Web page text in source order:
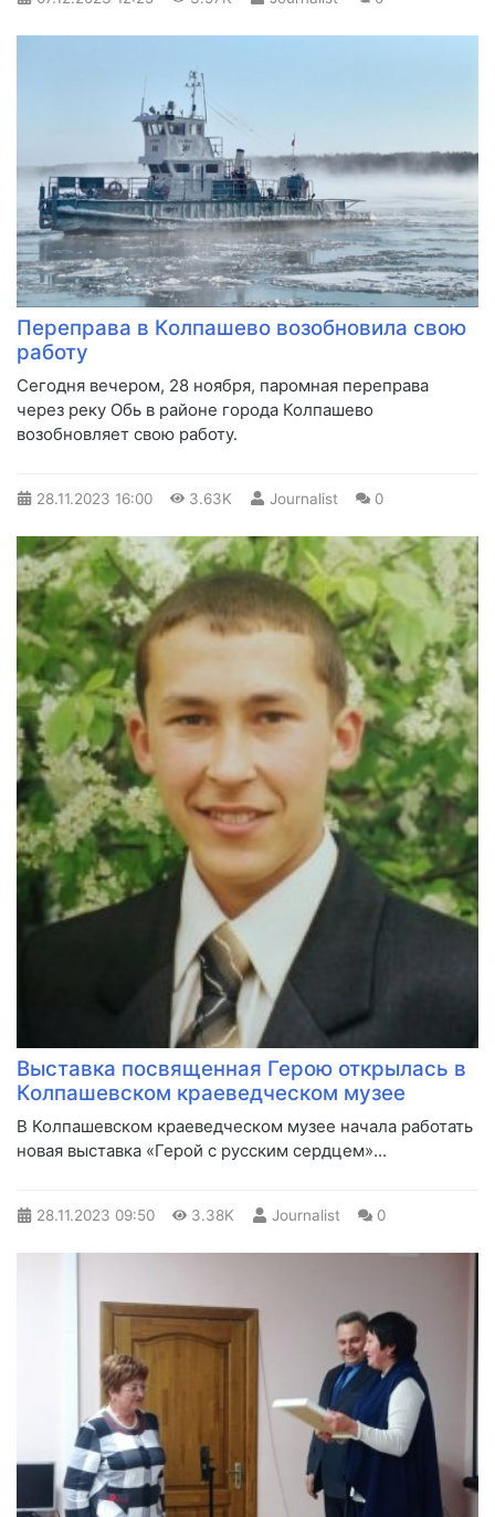
Переправа в Колпашево возобновила свою
работу
Сегодня вечером, 28 ноября, паромная переправа
через реку Обь в районе города Колпашево
возобновляет свою работу.
28.11.2023 16:00 3.63K Journalist 0
Выставка посвященная Герою открылась в
Колпашевском краеведческом музее
​В Колпашевском краеведческом музее начала работать
новая выставка «Герой с русским сердцем»...
28.11.2023 09:50 3.38K Journalist 0